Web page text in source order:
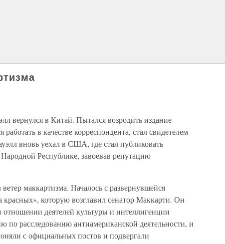
вернулся в Китай. Пытался возродить издание
в качестве корреспондента, стал свидетелем
вновь уехал в США, где стал публиковать
Республике, завоевав репутацию
маккартизма. Началось с развернувшейся
красных», которую возглавил сенатор Маккарти. Он
отношении деятелей культуры и интеллигенции
расследованию антиамериканской деятельности, и
с официальных постов и подвергали